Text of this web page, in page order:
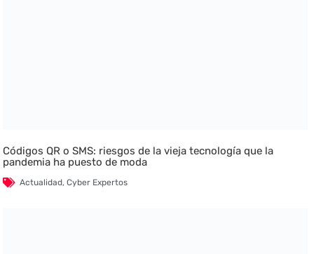
Códigos QR o SMS: riesgos de la vieja tecnología que la
pandemia ha puesto de moda
Actualidad,Cyber Expertos